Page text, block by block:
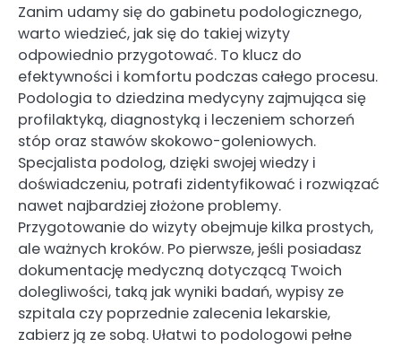
Zanim udamy się do gabinetu podologicznego,
warto wiedzieć, jak się do takiej wizyty
odpowiednio przygotować. To klucz do
efektywności i komfortu podczas całego procesu.
Podologia to dziedzina medycyny zajmująca się
profilaktyką, diagnostyką i leczeniem schorzeń
stóp oraz stawów skokowo-goleniowych.
Specjalista podolog, dzięki swojej wiedzy i
doświadczeniu, potrafi zidentyfikować i rozwiązać
nawet najbardziej złożone problemy.
Przygotowanie do wizyty obejmuje kilka prostych,
ale ważnych kroków. Po pierwsze, jeśli posiadasz
dokumentację medyczną dotyczącą Twoich
dolegliwości, taką jak wyniki badań, wypisy ze
szpitala czy poprzednie zalecenia lekarskie,
zabierz ją ze sobą. Ułatwi to podologowi pełne